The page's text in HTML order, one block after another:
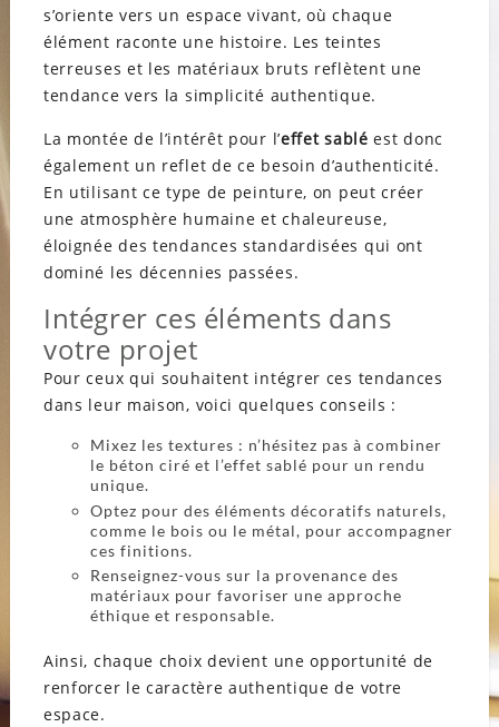
s’oriente vers un espace vivant, où chaque
élément raconte une histoire. Les teintes
terreuses et les matériaux bruts reflètent une
tendance vers la simplicité authentique.
La montée de l’intérêt pour l’effet sablé est donc
également un reflet de ce besoin d’authenticité.
En utilisant ce type de peinture, on peut créer
une atmosphère humaine et chaleureuse,
éloignée des tendances standardisées qui ont
dominé les décennies passées.
Intégrer ces éléments dans
votre projet
Pour ceux qui souhaitent intégrer ces tendances
dans leur maison, voici quelques conseils :
Mixez les textures : n’hésitez pas à combiner
le béton ciré et l’effet sablé pour un rendu
unique.
Optez pour des éléments décoratifs naturels,
comme le bois ou le métal, pour accompagner
ces finitions.
Renseignez-vous sur la provenance des
matériaux pour favoriser une approche
éthique et responsable.
Ainsi, chaque choix devient une opportunité de
renforcer le caractère authentique de votre
espace.